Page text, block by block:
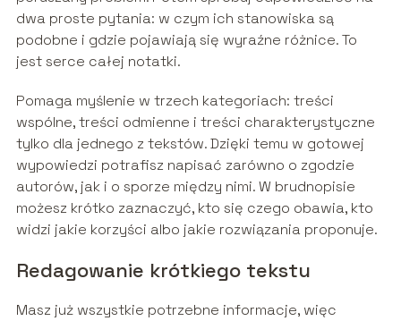
dwa proste pytania: w czym ich stanowiska są
podobne i gdzie pojawiają się wyraźne różnice. To
jest serce całej notatki.
Pomaga myślenie w trzech kategoriach: treści
wspólne, treści odmienne i treści charakterystyczne
tylko dla jednego z tekstów. Dzięki temu w gotowej
wypowiedzi potrafisz napisać zarówno o zgodzie
autorów, jak i o sporze między nimi. W brudnopisie
możesz krótko zaznaczyć, kto się czego obawia, kto
widzi jakie korzyści albo jakie rozwiązania proponuje.
Redagowanie krótkiego tekstu
Masz już wszystkie potrzebne informacje, więc